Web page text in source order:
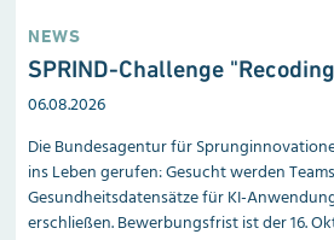
NEWS
SPRIND-Challenge
06.08.2026
Die Bundesagentur für
ins Leben gerufen: Gesucht werden
Gesundheitsdatensätze für KI-
erschließen. Bewerbungsfrist ist der 16.